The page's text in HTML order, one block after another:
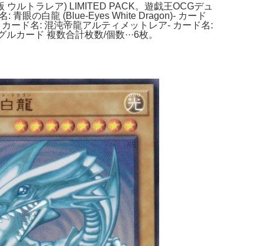
ルトラレア) LIMITED PACK。遊戯王OCGデュ
: 青眼の白龍 (Blue-Eyes White Dragon)- カード
ード名: 混沌帝龍アルティメットレア- カード名:
カード 複数合計枚数/個数···6枚。